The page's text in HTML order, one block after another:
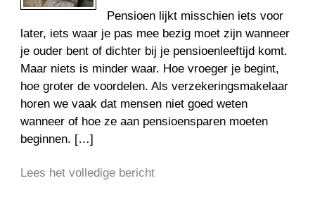
Pensioen lijkt misschien iets voor
later, iets waar je pas mee bezig moet zijn wanneer
je ouder bent of dichter bij je pensioenleeftijd komt.
Maar niets is minder waar. Hoe vroeger je begint,
hoe groter de voordelen. Als verzekeringsmakelaar
horen we vaak dat mensen niet goed weten
wanneer of hoe ze aan pensioensparen moeten
beginnen. […]
Lees het volledige bericht